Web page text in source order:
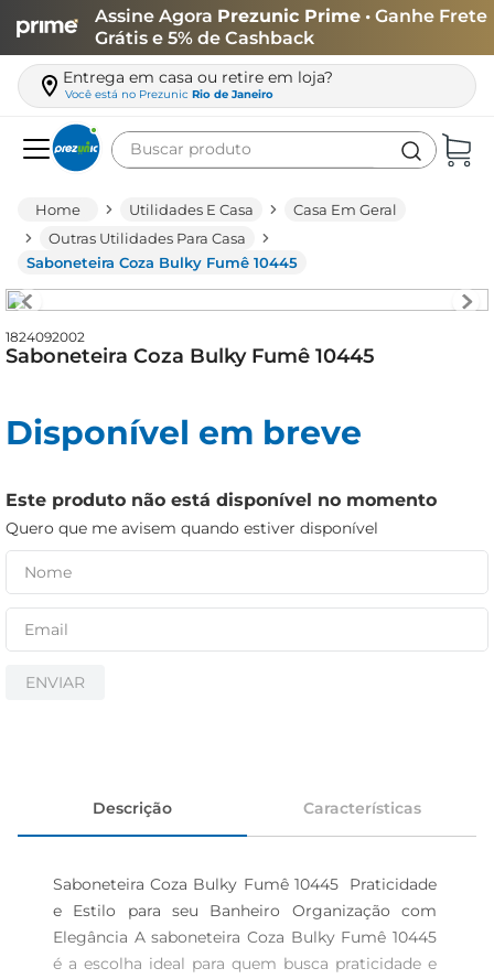
Assine Agora Prezunic Prime • Ganhe Frete
Grátis e 5% de Cashback
Entrega em casa ou retire em loja?
Você está no Prezunic Rio de Janeiro
Buscar produto
Utilidades E Casa
Casa Em Geral
Outras Utilidades Para Casa
Saboneteira Coza Bulky Fumê 10445
1824092002
Saboneteira Coza Bulky Fumê 10445
Disponível em breve
Este produto não está disponível no momento
Quero que me avisem quando estiver disponível
ENVIAR
Descrição Características
Saboneteira Coza Bulky Fumê 10445  Praticidade
e Estilo para seu Banheiro Organização com
Elegância A saboneteira Coza Bulky Fumê 10445
é a escolha ideal para quem busca praticidade e
leite
queijo
biscoito
cerveja
iogurte
papel higiênico